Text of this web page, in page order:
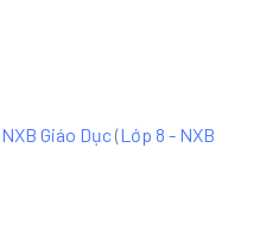
Giáo Dục(Lớp 8 - NXB